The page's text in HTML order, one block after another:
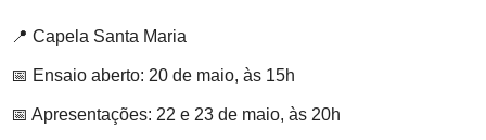
📍 Capela Santa Maria
📅 Ensaio aberto: 20 de maio, às 15h
📅 Apresentações: 22 e 23 de maio, às 20h